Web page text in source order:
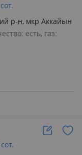
р-н, мкр Аккайын
есть, газ: